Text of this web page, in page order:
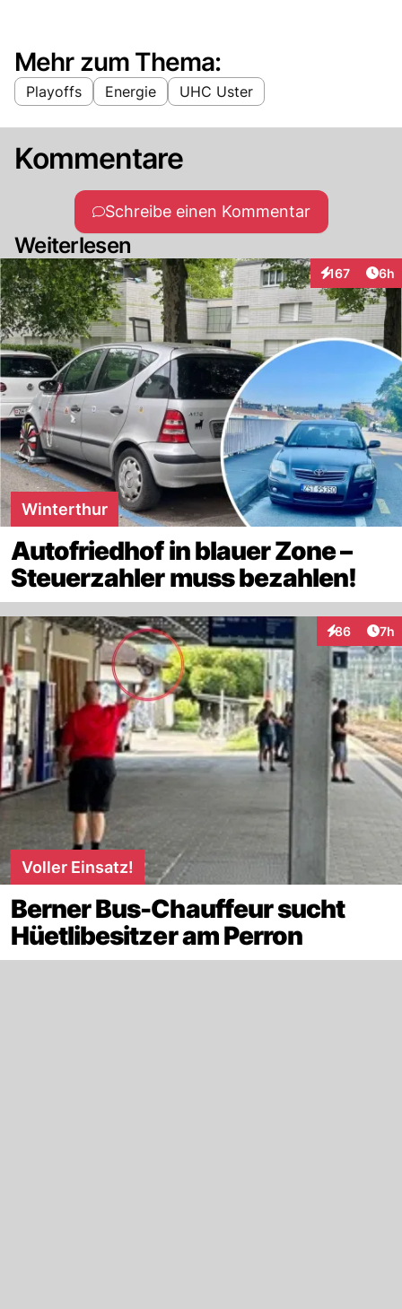
Mehr zum Thema:
Playoffs Energie UHC Uster
Kommentare
Schreibe einen Kommentar
Weiterlesen
167
Interaktionen
6h
Winterthur
Autofriedhof in blauer Zone –
Steuerzahler muss bezahlen!
86
Interaktionen
7h
Voller Einsatz!
Berner Bus-Chauffeur sucht
Hüetlibesitzer am Perron